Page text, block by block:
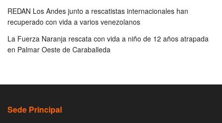
REDAN Los Andes junto a rescatistas internacionales han
recuperado con vida a varios venezolanos
La Fuerza Naranja rescata con vida a niño de 12 años atrapada
en Palmar Oeste de Caraballeda
Sede Principal